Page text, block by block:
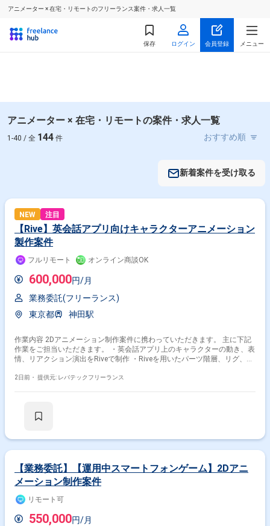
アニメーター × 在宅・リモートのフリーランス案件・求人一覧
保存 ログイン 会員登録 メニュー
アニメーター × 在宅・リモートの案件・求人一覧
1-40 / 全 144 件
新着案件を受け取る
NEW 注目
【Rive】英会話アプリ向けキャラクターアニメーション
製作案件
フルリモート オンライン商談OK
600,000円/月
業務委託(フリーランス)
東京都
神田駅
作業内容 2Dアニメーション制作案件に携わっていただきます。 主に下記
作業をご担当いただきます。 ・英会話アプリ上のキャラクターの動き、表
情、リアクション演出をRiveで制作 ・Riveを用いたパーツ階層、リグ、ウ
のアニメーション制作 ・State Machineの設計および実装 ・素材側へのパ
2日前・ 提供元: レバテックフリーランス
【業務委託】【運用中スマートフォンゲーム】2Dアニ
メーション制作案件
リモート可
550,000円/月